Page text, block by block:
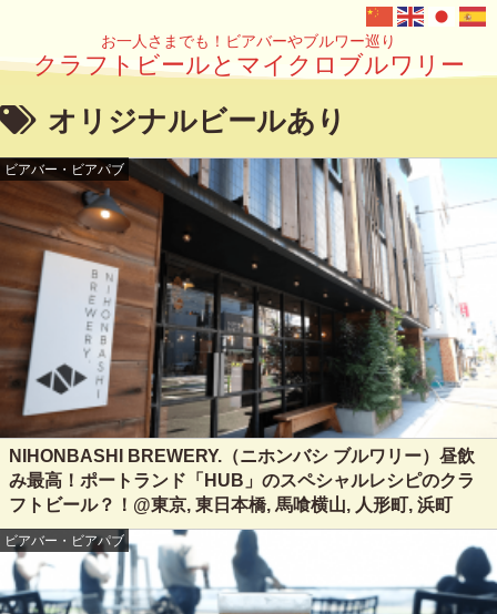
お一人さまでも！ビアバーやブルワー巡り
クラフトビールとマイクロブルワリー
オリジナルビールあり
ビアバー・ビアパブ
NIHONBASHI BREWERY.（ニホンバシ ブルワリー）昼飲
み最高！ポートランド「HUB」のスペシャルレシピのクラ
フトビール？！@東京, 東日本橋, 馬喰横山, 人形町, 浜町
ビアバー・ビアパブ